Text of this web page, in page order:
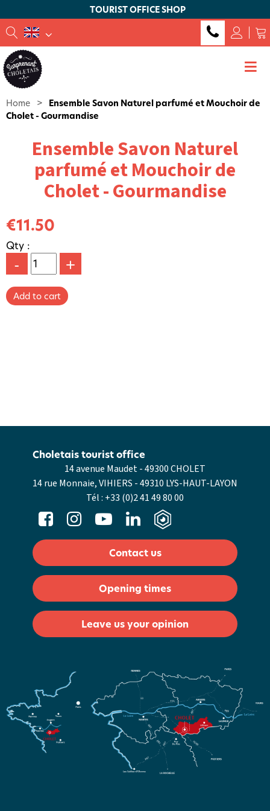
TOURIST OFFICE SHOP
Home >
Ensemble Savon Naturel parfumé et Mouchoir de
Cholet - Gourmandise
Ensemble Savon Naturel
parfumé et Mouchoir de
Cholet - Gourmandise
€11.50
Qty :
- +
14 avenue Maudet - 49300 CHOLET
14 rue Monnaie, VIHIERS - 49310 LYS-HAUT-LAYON
Tél : +33 (0)2 41 49 80 00
Choletais tourist office
Contact us
Opening times
Leave us your opinion